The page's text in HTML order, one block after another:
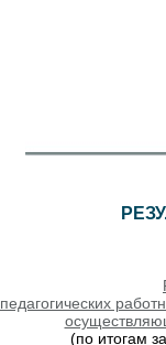
педагогических
(по итогам